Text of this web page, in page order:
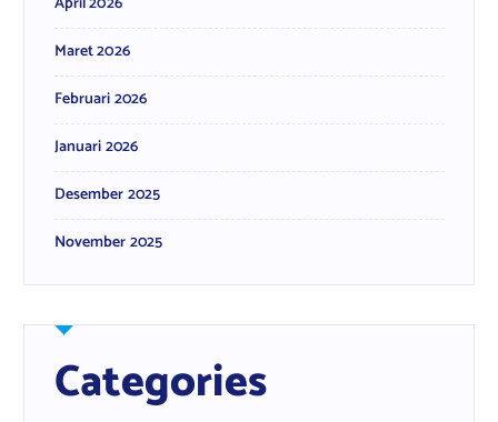
Maret 2026
Februari 2026
Januari 2026
Desember 2025
November 2025
Categories